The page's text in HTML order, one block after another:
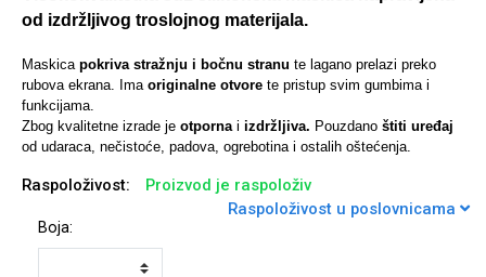
od izdržljivog troslojnog materijala.
Maskica pokriva stražnju i bočnu stranu te lagano prelazi preko
rubova ekrana. Ima originalne otvore te pristup svim gumbima i
funkcijama.
Zbog kvalitetne izrade je otpornai izdržljiva. Pouzdano štiti uređaj
od udaraca, nečistoće, padova, ogrebotina i ostalih oštećenja.
Raspoloživost:
Proizvod je raspoloživ
Raspoloživost u poslovnicama
Boja:
Sleng Feel Good
Univerzalne futrole i
maskice
Preklopne maskice